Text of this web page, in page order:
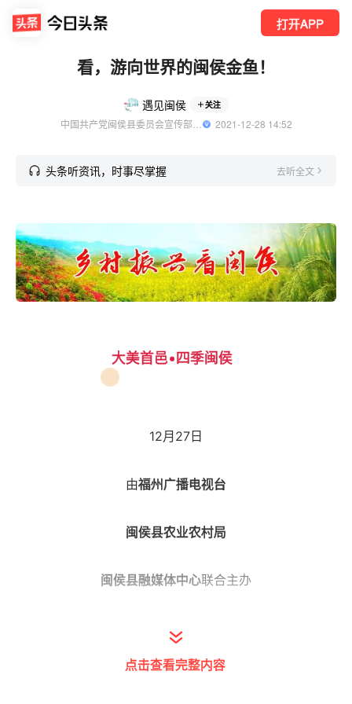
打开APP
看，游向世界的闽侯金鱼！
遇见闽侯 关注
  2021-12-28 14:52
头条听资讯，时事尽掌握 去听全文
大美首邑•四季闽侯
12月27日
由福州广播电视台
闽侯县农业农村局
闽侯县融媒体中心联合主办
荆溪镇人民政府承办的
“大美首邑•四季闽侯”乡村振兴年
点击查看完整内容